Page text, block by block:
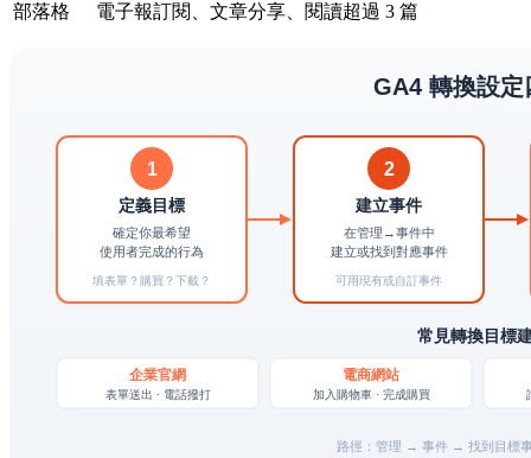
部落格
電子報訂閱、文章分享、閱讀超過 3 篇